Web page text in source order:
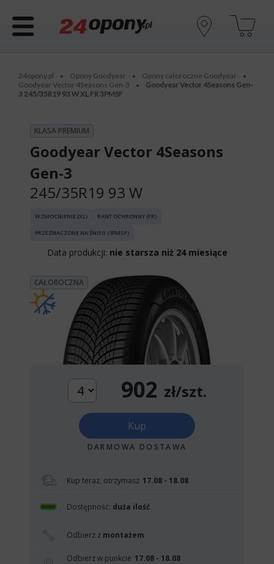
24opony.pl • Opony Goodyear • Opony całoroczne Goodyear •
Goodyear Vector 4Seasons Gen-3 •
Goodyear Vector 4Seasons Gen-
3 245/35R19 93 W XL FR 3PMSF
KLASA PREMIUM
Goodyear Vector 4Seasons
Gen-3
245/35R19 93 W
WZMOCNIENIE (XL) RANT OCHRONNY (FR)
PRZEZNACZONE NA ŚNIEG (3PMSF)
Data produkcji: nie starsza niż 24 miesiące
CAŁOROCZNA
902 zł/szt.
Kup
DARMOWA DOSTAWA
Kup teraz, otrzymasz 17.08 - 18.08
Dostępność: duża ilość
Odbierz z montażem
Odbierz w punkcie 17.08 - 18.08